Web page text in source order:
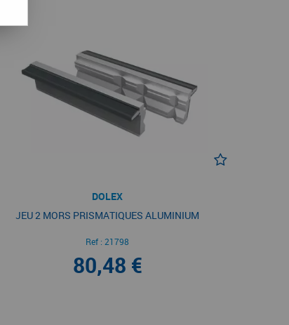
DOLEX
JEU 2 MORS PRISMATIQUES ALUMINIUM
Ref : 21798
80,48 €